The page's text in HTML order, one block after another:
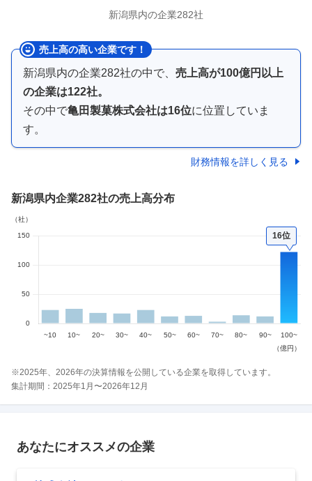
新潟県内の企業282社
売上高の高い企業です！
新潟県内の企業282社の中で、 売上高が100億円以上
の企業は122社。
その中で亀田製菓株式会社は16位に位置していま
す。
財務情報を詳しく見る
新潟県内企業282社の売上高分布
16位
※2025年、 2026年の決算情報を公開している企業を取得しています。
集計期間： 2025年1 月〜2026年12 月
あなたにオススメの企業